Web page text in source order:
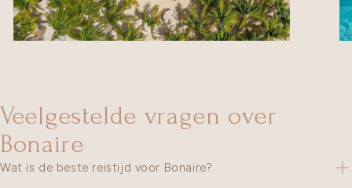
Veelgestelde vragen over
Bonaire
Wat is de beste reistijd voor Bonaire?